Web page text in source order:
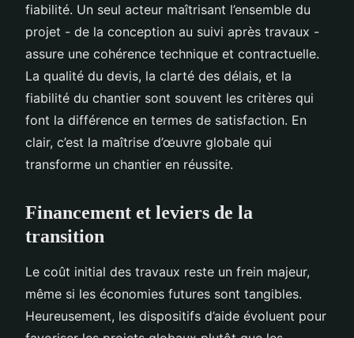
fiabilité. Un seul acteur maîtrisant l’ensemble du
projet - de la conception au suivi après travaux -
assure une cohérence technique et contractuelle.
La qualité du devis, la clarté des délais, et la
fiabilité du chantier sont souvent les critères qui
font la différence en termes de satisfaction. En
clair, c’est la maîtrise d’œuvre globale qui
transforme un chantier en réussite.
Financement et leviers de la
transition
Le coût initial des travaux reste un frein majeur,
même si les économies futures sont tangibles.
Heureusement, les dispositifs d’aide évoluent pour